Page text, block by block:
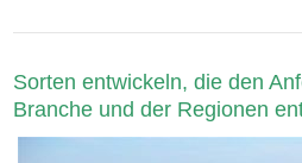
Sorten entwickeln, die den
Branche und der Regionen